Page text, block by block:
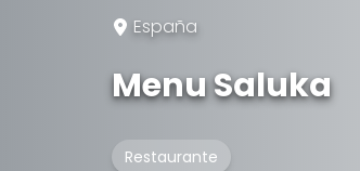
España
Menu Saluka
Restaurante